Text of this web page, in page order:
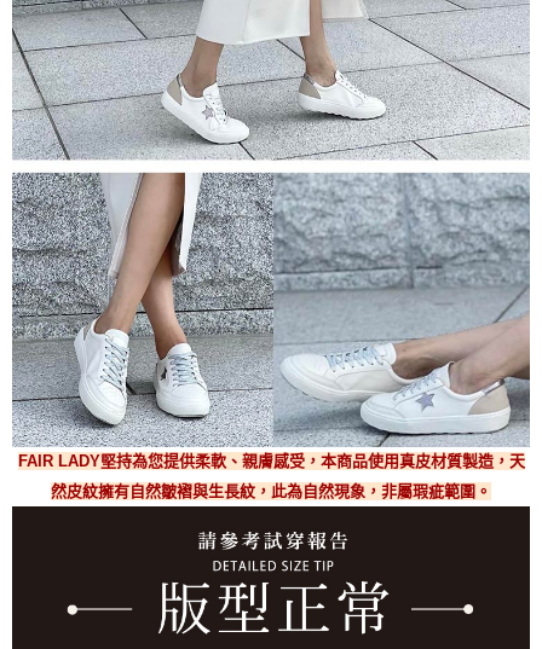
FAIR LADY堅持為您提供柔軟、親膚感受，本商品使用真皮材質製造，天
然皮紋擁有自然皺褶與生長紋，此為自然現象，非屬瑕疵範圍。